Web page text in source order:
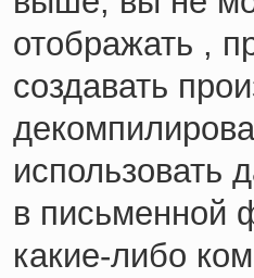
отображать ,
создавать
использовать
в письменной
какие-либо